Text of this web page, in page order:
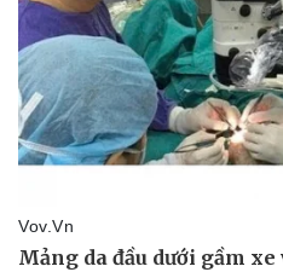
Kinh tế
Bất động sản
Khởi nghiệp